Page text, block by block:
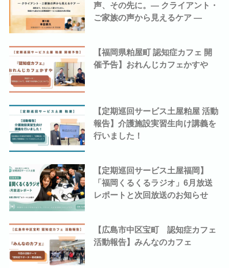
声、その先に。― クライアント・
ご家族の声から見えるケア ―
【福岡県粕屋町 認知症カフェ 開
催予告】おれんじカフェかすや
【定期巡回サービス土屋粕屋 活動
報告】介護施設実習生向け講義を
行いました！
【定期巡回サービス土屋福岡】
「福岡くるくるラジオ」6月放送
レポートと次回放送のお知らせ
【広島市中区宝町 認知症カフェ
活動報告】みんなのカフェ